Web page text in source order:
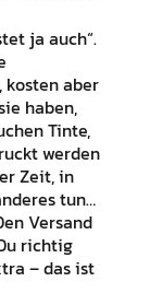
ja auch“.
kosten aber
haben,
Tinte,
werden
Zeit, in
tun…
Versand
richtig
– das ist